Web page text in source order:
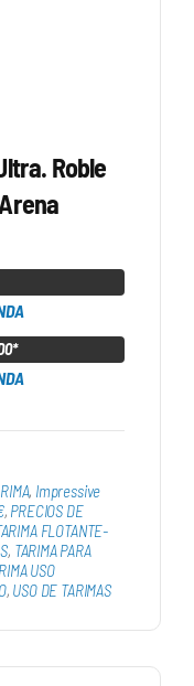
Roble
, Impressive
, PRECIOS DE
FLOTANTE-
, TARIMA PARA
USO
, USO DE TARIMAS